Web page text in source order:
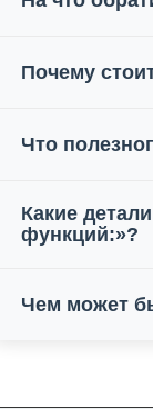
Почему
Что
Какие
функций:»?
Чем может